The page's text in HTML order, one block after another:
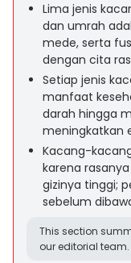
Lima jenis
dan umrah
mede, serta
dengan cita
Setiap jenis
manfaat
darah hingga
meningkatkan
Kacang-
karena
gizinya tinggi;
sebelum
This section
our editorial team.